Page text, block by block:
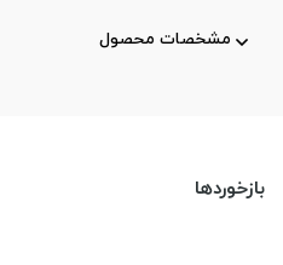
مشخصات محصول
بازخوردها